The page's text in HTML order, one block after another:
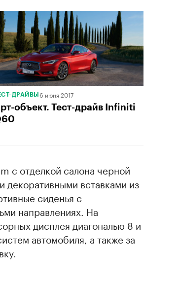
ДРАЙВЫ 6 июня 2017
объект. Тест-драйв Infiniti
с отделкой салона черной
декоративными вставками из
сиденья с
направлениях. На
дисплея диагональю 8 и
автомобиля, а также за